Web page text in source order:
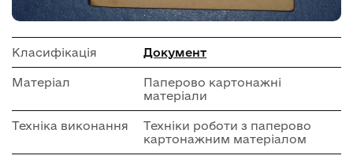
Класифікація Документ
Матеріал
Паперово картонажні
матеріали
Техніка виконання
Техніки роботи з паперово
картонажним матеріалом